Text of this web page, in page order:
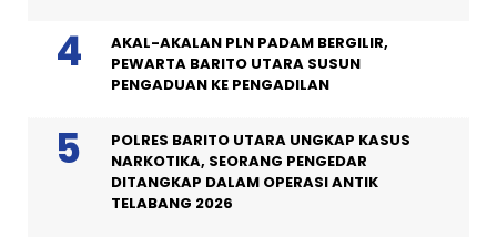
AKAL-AKALAN PLN PADAM BERGILIR,
PEWARTA BARITO UTARA SUSUN
PENGADUAN KE PENGADILAN
POLRES BARITO UTARA UNGKAP KASUS
NARKOTIKA, SEORANG PENGEDAR
DITANGKAP DALAM OPERASI ANTIK
TELABANG 2026